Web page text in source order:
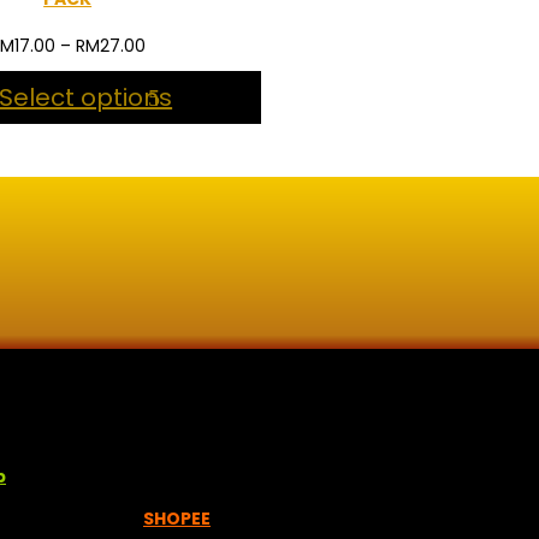
17.00 – RM27.00Price
range:
RM17.00
through
Select options
SHOPEE